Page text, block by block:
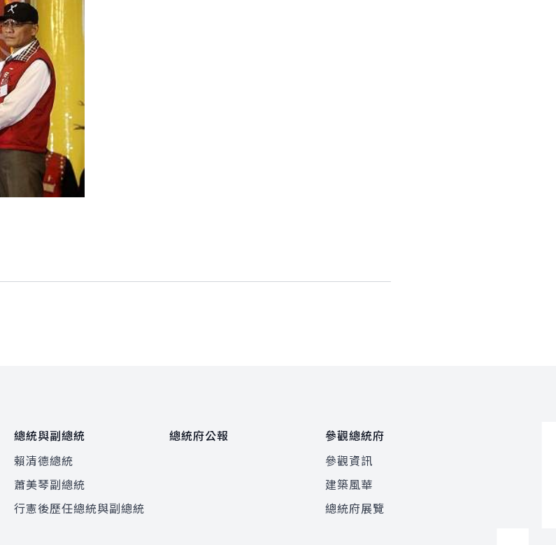
總統與副總統
賴清德總統
蕭美琴副總統
行憲後歷任總統與副總統
總統府公報
參觀總統府
參觀資訊
建築風華
總統府展覽